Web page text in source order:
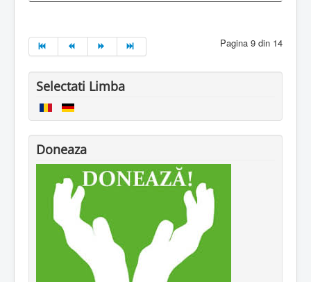
Pagina 9 din 14
Selectati Limba
Doneaza